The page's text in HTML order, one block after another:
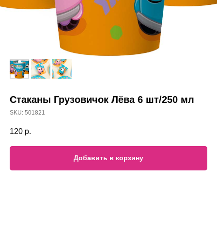
Стаканы Грузовичок Лёва 6 шт/250 мл
SKU: 501821
120 р.
Добавить в корзину